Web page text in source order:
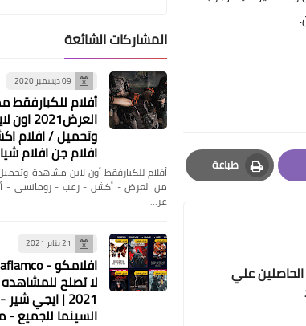
طباعة
Print
علي
مقالات
أنا جاى أشكيلك يا
منوعات
رسالة عبر الهاتف
المشاركات الشائعة
09 ديسمبر 2020
أفلام
وتحميل / افلام
افلام جن افلام
من العرض - أكشن - رعب - رومانسي -
عر…
21 يناير 2021
لا تصلح للمشاهده
2021 | ايجي
السينما للجميع